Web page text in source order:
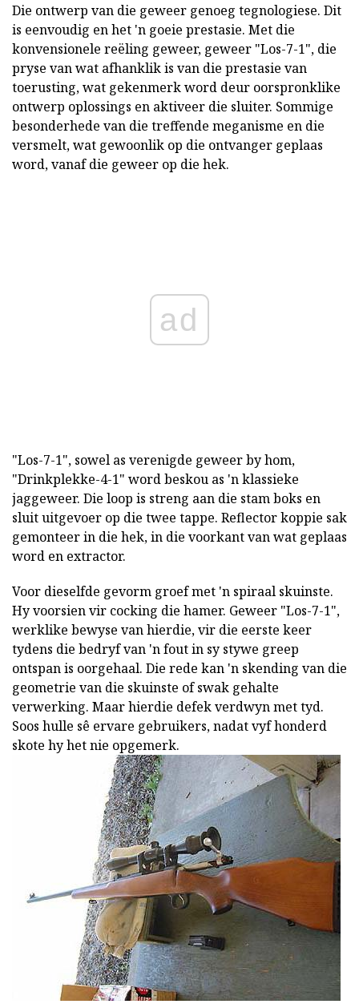
Die ontwerp van die geweer genoeg tegnologiese. Dit
is eenvoudig en het 'n goeie prestasie. Met die
konvensionele reëling geweer, geweer "Los-7-1", die
pryse van wat afhanklik is van die prestasie van
toerusting, wat gekenmerk word deur oorspronklike
ontwerp oplossings en aktiveer die sluiter. Sommige
besonderhede van die treffende meganisme en die
versmelt, wat gewoonlik op die ontvanger geplaas
word, vanaf die geweer op die hek.
ad
"Los-7-1", sowel as verenigde geweer by hom,
"Drinkplekke-4-1" word beskou as 'n klassieke
jaggeweer. Die loop is streng aan die stam boks en
sluit uitgevoer op die twee tappe. Reflector koppie sak
gemonteer in die hek, in die voorkant van wat geplaas
word en extractor.
Voor dieselfde gevorm groef met 'n spiraal skuinste.
Hy voorsien vir cocking die hamer. Geweer "Los-7-1",
werklike bewyse van hierdie, vir die eerste keer
tydens die bedryf van 'n fout in sy stywe greep
ontspan is oorgehaal. Die rede kan 'n skending van die
geometrie van die skuinste of swak gehalte
verwerking. Maar hierdie defek verdwyn met tyd.
Soos hulle sê ervare gebruikers, nadat vyf honderd
skote hy het nie opgemerk.